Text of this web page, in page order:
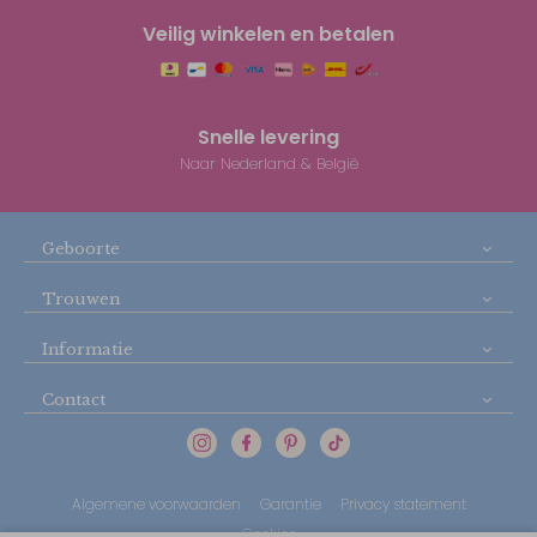
Veilig winkelen en betalen
Snelle levering
Naar Nederland & België
Geboorte
Trouwen
Informatie
Contact
Algemene voorwaarden Garantie
Privacy statement